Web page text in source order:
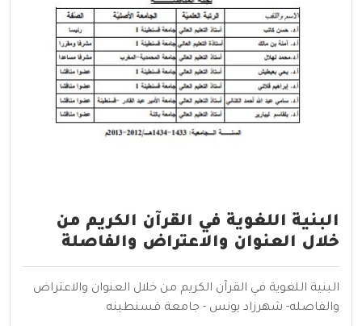
البنية اللغوية في القرآن الكريم من
خلال العنوان والاعتراض والفاصلة
البنية اللغوية في القرآن الكريم من خلال العنوان والاعتراض
والفاصله- شهرزاد يونس - جامعة قسنطينه